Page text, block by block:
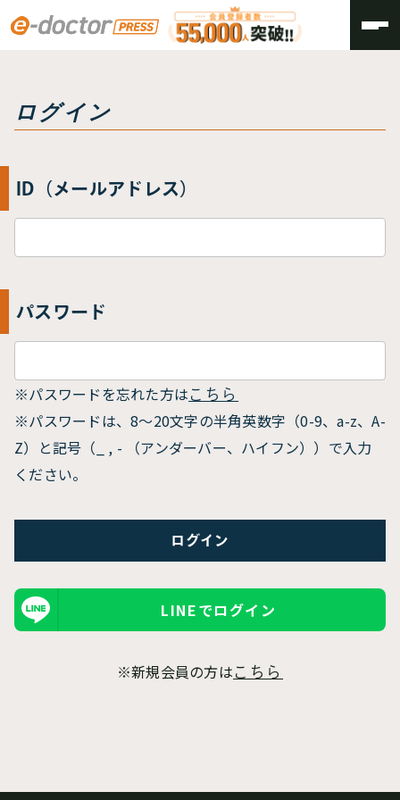
トップ
ログイン
ID（メールアドレス）
パスワード
※パスワードを忘れた方は こちら
※パスワードは、8〜20文字の半角英数字（0-9、a-z、A-
Z）と記号（_ , - （アンダーバー、ハイフン））で入力
ください。
LINEでログイン
※新規会員の方は こちら